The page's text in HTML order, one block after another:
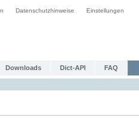
Datenschutzhinweise Einstellungen
Downloads Dict-API FAQ